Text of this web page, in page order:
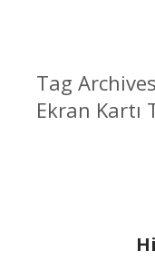
Tag
Ekran Kartı